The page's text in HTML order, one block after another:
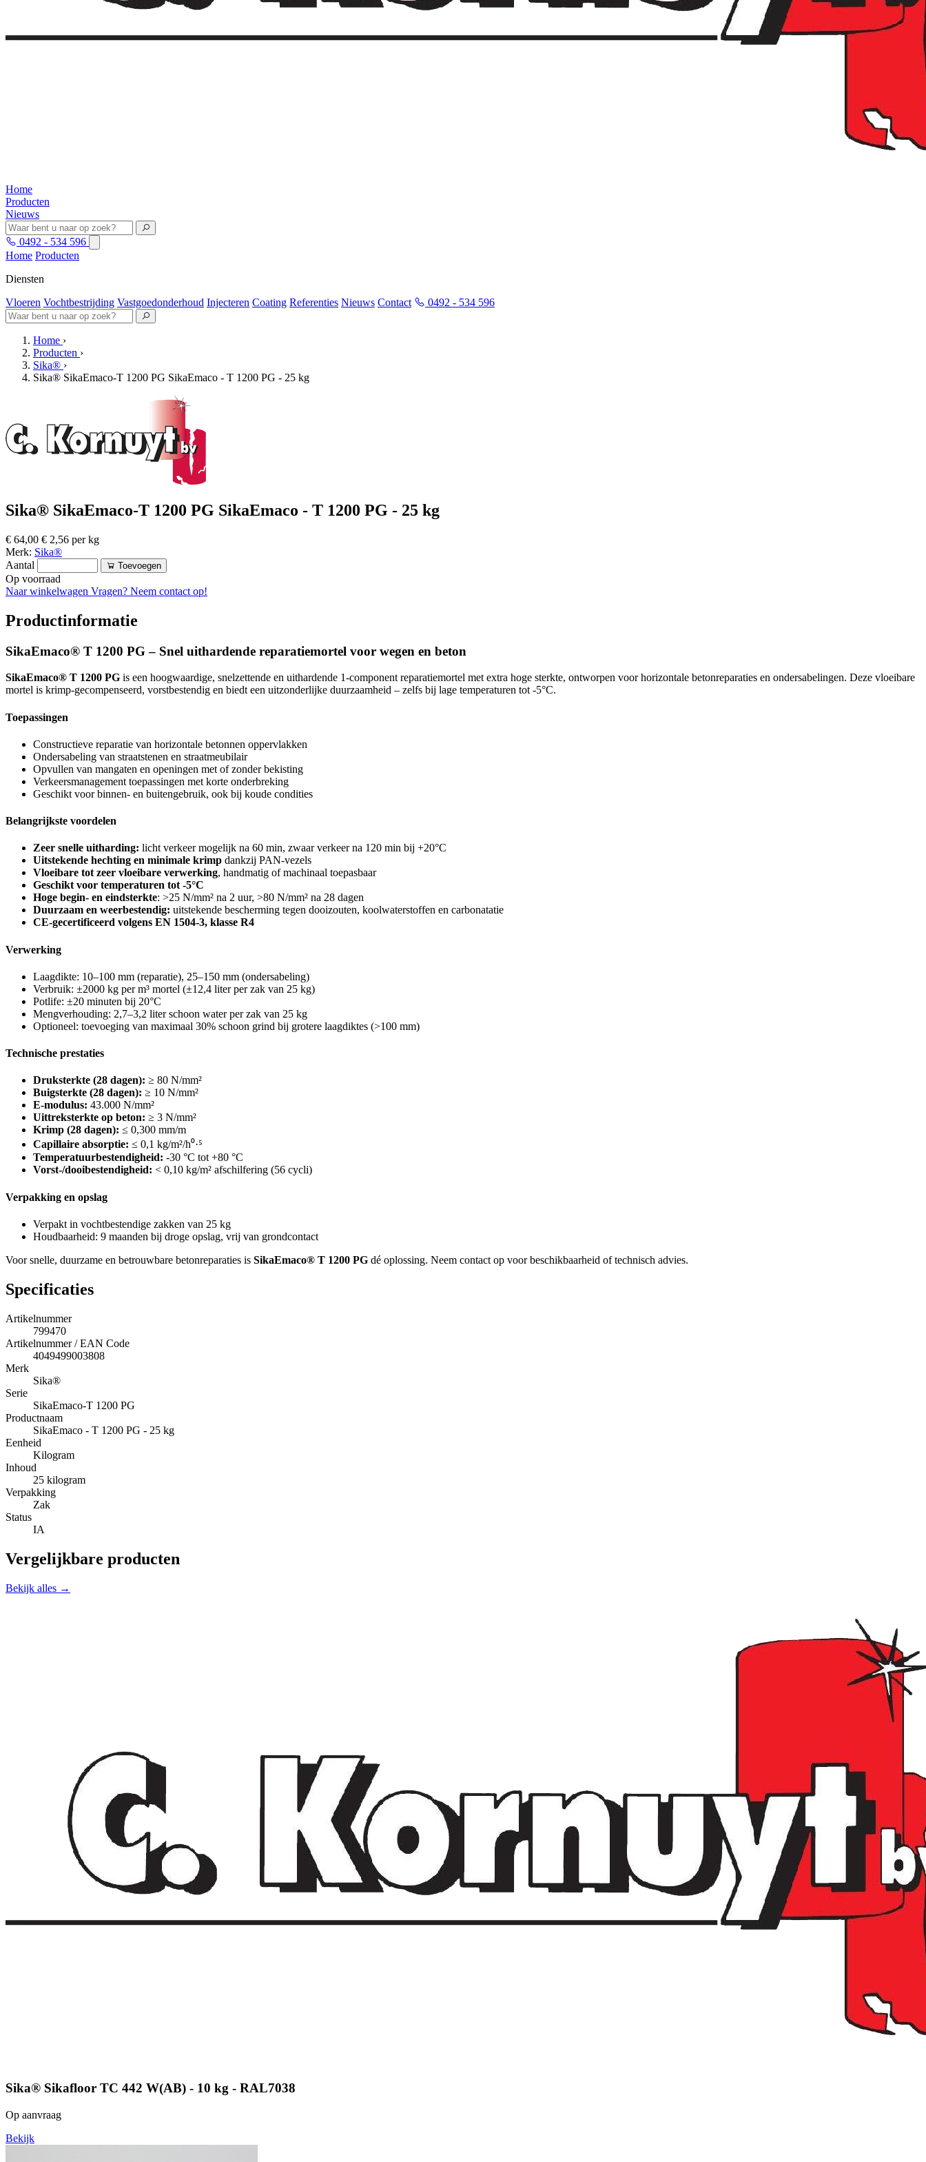
Home
Producten
Nieuws
0492 - 534 596
Home Producten
Diensten
Vloeren Vochtbestrijding Vastgoedonderhoud Injecteren Coating Referenties Nieuws Contact 0492 - 534 596
Home ›
Producten ›
Sika® ›
Sika® SikaEmaco-T 1200 PG SikaEmaco - T 1200 PG - 25 kg
Sika® SikaEmaco-T 1200 PG SikaEmaco - T 1200 PG - 25 kg
€ 64,00 € 2,56 per kg
Merk: Sika®
Aantal
Toevoegen
Op voorraad
Naar winkelwagen Vragen? Neem contact op!
Productinformatie
SikaEmaco® T 1200 PG – Snel uithardende reparatiemortel voor wegen en beton
SikaEmaco® T 1200 PG is een hoogwaardige, snelzettende en uithardende 1-component reparatiemortel met extra hoge sterkte, ontworpen voor horizontale betonreparaties en ondersabelingen. Deze vloeibare
mortel is krimp-gecompenseerd, vorstbestendig en biedt een uitzonderlijke duurzaamheid – zelfs bij lage temperaturen tot -5°C.
Toepassingen
Constructieve reparatie van horizontale betonnen oppervlakken
Ondersabeling van straatstenen en straatmeubilair
Opvullen van mangaten en openingen met of zonder bekisting
Verkeersmanagement toepassingen met korte onderbreking
Geschikt voor binnen- en buitengebruik, ook bij koude condities
Belangrijkste voordelen
Zeer snelle uitharding: licht verkeer mogelijk na 60 min, zwaar verkeer na 120 min bij +20°C
Uitstekende hechting en minimale krimp dankzij PAN-vezels
Vloeibare tot zeer vloeibare verwerking, handmatig of machinaal toepasbaar
Geschikt voor temperaturen tot -5°C
Hoge begin- en eindsterkte: >25 N/mm² na 2 uur, >80 N/mm² na 28 dagen
Duurzaam en weerbestendig: uitstekende bescherming tegen dooizouten, koolwaterstoffen en carbonatatie
CE-gecertificeerd volgens EN 1504-3, klasse R4
Verwerking
Laagdikte: 10–100 mm (reparatie), 25–150 mm (ondersabeling)
Verbruik: ±2000 kg per m³ mortel (±12,4 liter per zak van 25 kg)
Potlife: ±20 minuten bij 20°C
Mengverhouding: 2,7–3,2 liter schoon water per zak van 25 kg
Optioneel: toevoeging van maximaal 30% schoon grind bij grotere laagdiktes (>100 mm)
Technische prestaties
Druksterkte (28 dagen): ≥ 80 N/mm²
Buigsterkte (28 dagen): ≥ 10 N/mm²
E-modulus: 43.000 N/mm²
Uittreksterkte op beton: ≥ 3 N/mm²
Krimp (28 dagen): ≤ 0,300 mm/m
Capillaire absorptie: ≤ 0,1 kg/m²/h⁰·⁵
Temperatuurbestendigheid: -30 °C tot +80 °C
Vorst-/dooibestendigheid: < 0,10 kg/m² afschilfering (56 cycli)
Verpakking en opslag
Verpakt in vochtbestendige zakken van 25 kg
Houdbaarheid: 9 maanden bij droge opslag, vrij van grondcontact
Voor snelle, duurzame en betrouwbare betonreparaties is SikaEmaco® T 1200 PG dé oplossing. Neem contact op voor beschikbaarheid of technisch advies.
Specificaties
Artikelnummer
799470
Artikelnummer / EAN Code
4049499003808
Merk
Sika®
Serie
SikaEmaco-T 1200 PG
Productnaam
SikaEmaco - T 1200 PG - 25 kg
Eenheid
Kilogram
Inhoud
25 kilogram
Verpakking
Zak
Status
IA
Vergelijkbare producten
Bekijk alles →
Sika® Sikafloor TC 442 W(AB) - 10 kg - RAL7038
Op aanvraag
Bekijk